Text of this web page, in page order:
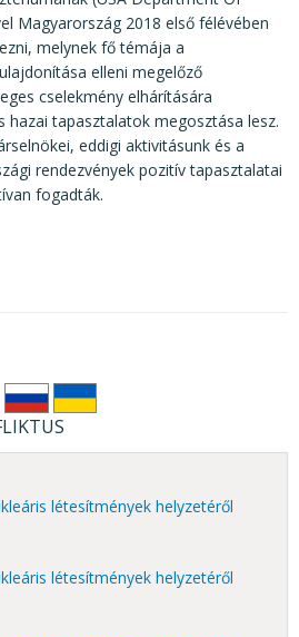
Magyarország 2018 első félévében
melynek fő témája a
elleni megelőző
cselekmény elhárítására
tapasztalatok megosztása lesz.
eddigi aktivitásunk és a
rendezvények pozitív tapasztalatai
fogadták.
létesítmények helyzetéről
létesítmények helyzetéről